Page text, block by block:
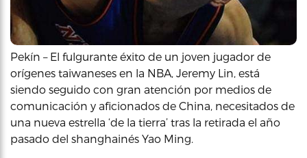
Pekín – El fulgurante éxito de un joven jugador de
orígenes taiwaneses en la NBA, Jeremy Lin, está
siendo seguido con gran atención por medios de
comunicación y aficionados de China, necesitados de
una nueva estrella ‘de la tierra’ tras la retirada el año
pasado del shanghainés Yao Ming.